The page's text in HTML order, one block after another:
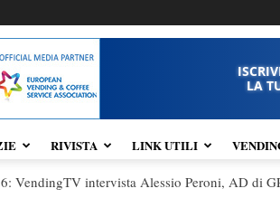
LA
RIVISTA LINK UTILI
VendingTV intervista Alessio Peroni, AD di